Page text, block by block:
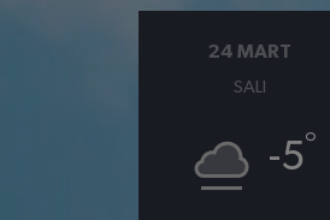
24 MART
SALI
-5°